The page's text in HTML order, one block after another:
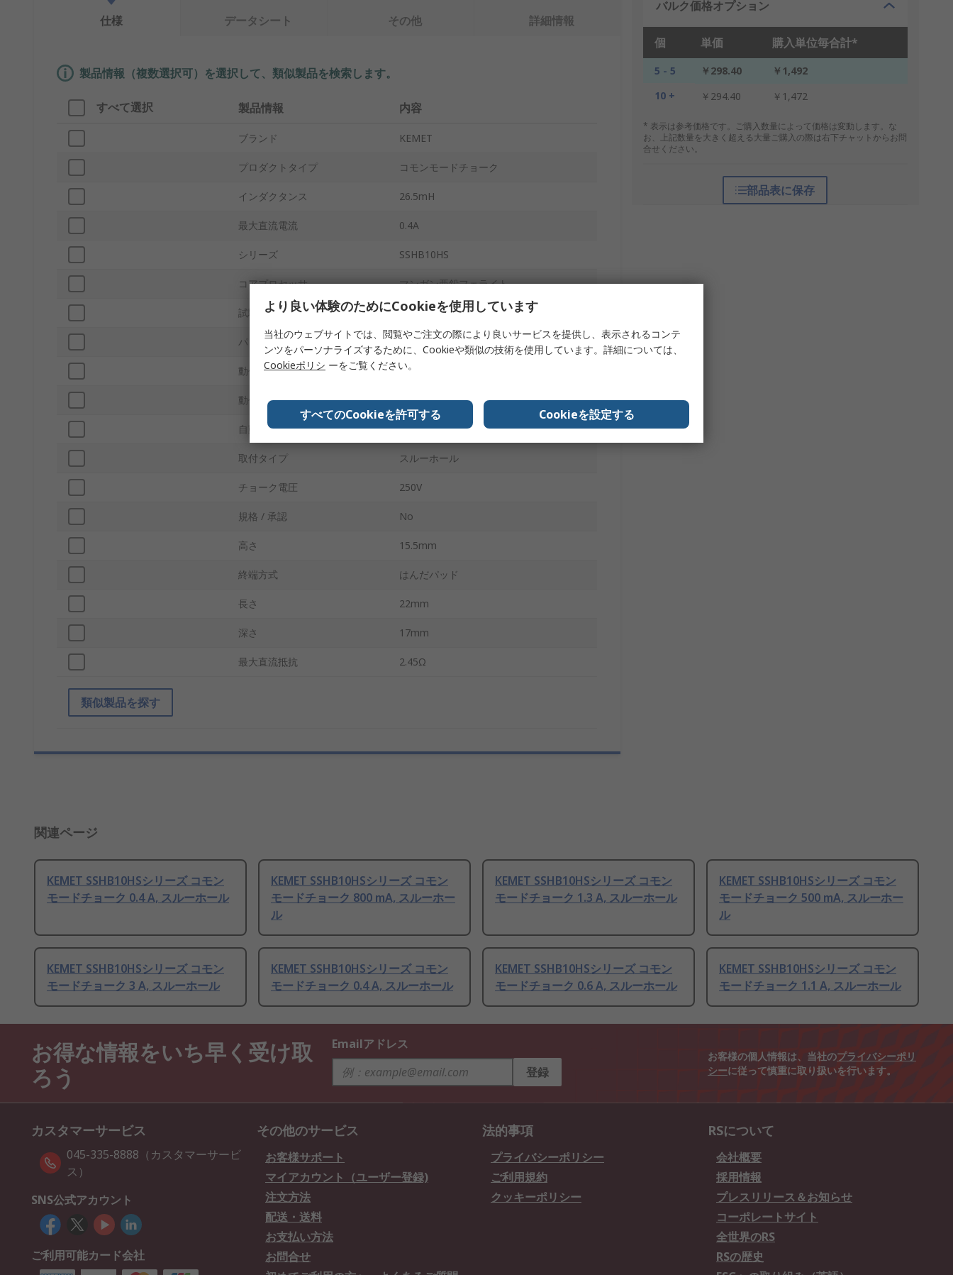
バルク価格オプション
個 単価 購入単位毎合計*
5 - 5 ￥298.40
￥1,492
10 +
￥294.40 ￥1,472
* 表示は参考価格です。ご購入数量によって価格は変動します。な
お、上記数量を大きく超える大量ご購入の際は右下チャットからお問
合せください。
部品表に保存
仕様 データシート その他 詳細情報
製品情報（複数選択可）を選択して、類似製品を検索します。
すべて選択 製品情報 内容
ブランド KEMET
プロダクトタイプ コモンモードチョーク
インダクタンス 26.5mH
最大直流電流 0.4A
シリーズ SSHB10HS
コアプロセッサ マンガン亜鉛フェライト
試験周波数 10kHz
パッキング トレイ
動作温度 Min -25°C
動作温度 Max 130°C
自動車規格 なし
取付タイプ スルーホール
チョーク電圧 250V
規格 / 承認 No
高さ 15.5mm
終端方式 はんだパッド
長さ 22mm
深さ 17mm
最大直流抵抗 2.45Ω
類似製品を探す
関連ページ
KEMET SSHB10HSシリーズ コモン
モードチョーク 0.4 A, スルーホール
KEMET SSHB10HSシリーズ コモン
モードチョーク 800 mA, スルーホー
ル
KEMET SSHB10HSシリーズ コモン
モードチョーク 1.3 A, スルーホール
KEMET SSHB10HSシリーズ コモン
モードチョーク 500 mA, スルーホー
ル
KEMET SSHB10HSシリーズ コモン
モードチョーク 3 A, スルーホール
KEMET SSHB10HSシリーズ コモン
モードチョーク 0.4 A, スルーホール
KEMET SSHB10HSシリーズ コモン
モードチョーク 0.6 A, スルーホール
KEMET SSHB10HSシリーズ コモン
モードチョーク 1.1 A, スルーホール
お得な情報をいち早く受け取
ろう
Emailアドレス
登録
お客様の個人情報は、当社のプライバシーポリ
シーに従って慎重に取り扱いを行います。
カスタマーサービス
045-335-8888（カスタマーサービ
ス）
SNS公式アカウント
ご利用可能カード会社
その他のサービス
お客様サポート
マイアカウント（ユーザー登録)
注文方法
配送・送料
お支払い方法
お問合せ
法的事項
プライバシーポリシー
ご利用規約
クッキーポリシー
RSについて
会社概要
採用情報
プレスリリース＆お知らせ
コーポレートサイト
全世界のRS
RSの歴史
より良い体験のためにCookieを使用しています
当社のウェブサイトでは、閲覧やご注文の際により良いサービスを提供し、表示されるコンテ
ンツをパーソナライズするために、Cookieや類似の技術を使用しています。詳細については、
Cookieポリシ ーをご覧ください。
すべてのCookieを許可する Cookieを設定する